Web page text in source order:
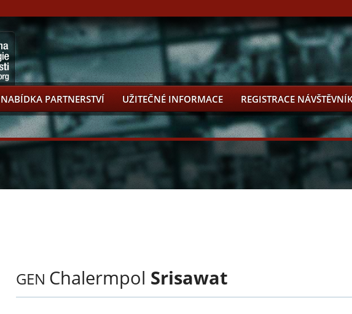
NABÍDKA PARTNERSTVÍ UŽITEČNÉ INFORMACE REGISTRACE
GEN Chalermpol Srisawat